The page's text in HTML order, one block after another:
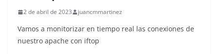
2 de abril de 2023 juancmmartinez
Vamos a monitorizar en tiempo real las conexiones de
nuestro apache con iftop